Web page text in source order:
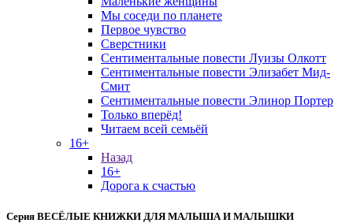
Мы соседи по планете
Первое чувство
Сверстники
Сентиментальные повести Луизы Олкотт
Сентиментальные повести Элизабет Мид-
Смит
Сентиментальные повести Элинор Портер
Только вперёд!
Читаем всей семьёй
16+
Назад
16+
Дорога к счастью
Серия ВЕСЁЛЫЕ КНИЖКИ ДЛЯ МАЛЫША И МАЛЫШКИ